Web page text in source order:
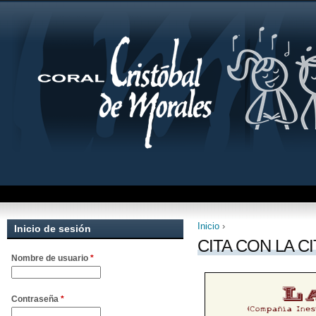
Se encuentra
Inicio ›
CITA CON LA
Inicio de sesión
Nombre de usuario *
Contraseña *